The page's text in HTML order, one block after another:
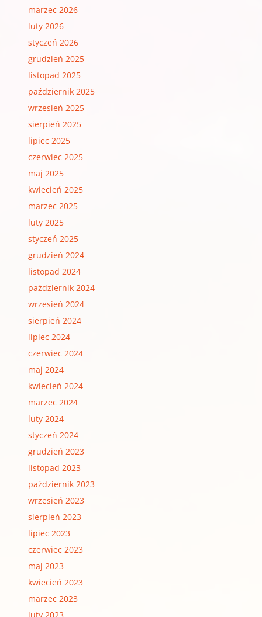
marzec 2026
luty 2026
styczeń 2026
grudzień 2025
listopad 2025
październik 2025
wrzesień 2025
sierpień 2025
lipiec 2025
czerwiec 2025
maj 2025
kwiecień 2025
marzec 2025
luty 2025
styczeń 2025
grudzień 2024
listopad 2024
październik 2024
wrzesień 2024
sierpień 2024
lipiec 2024
czerwiec 2024
maj 2024
kwiecień 2024
marzec 2024
luty 2024
styczeń 2024
grudzień 2023
listopad 2023
październik 2023
wrzesień 2023
sierpień 2023
lipiec 2023
czerwiec 2023
maj 2023
kwiecień 2023
marzec 2023